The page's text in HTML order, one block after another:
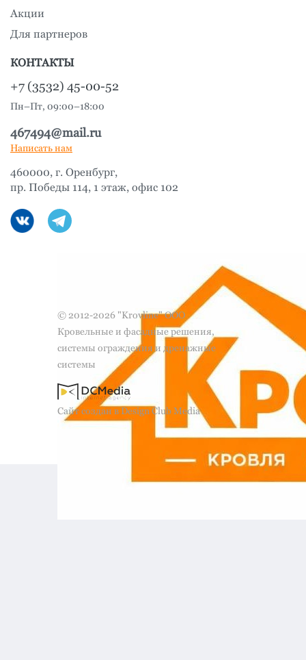
© 2012-2026 "Krovline" ООО
Кровельные и фасадные решения,
системы ограждения и дренажные
системы
Сайт создан в Design Club Media
Акции
Для партнеров
КОНТАКТЫ
+7 (3532) 45-00-52
Пн–Пт, 09:00–18:00
467494@mail.ru
Написать нам
460000, г. Оренбург,
пр. Победы 114, 1 этаж, офис 102